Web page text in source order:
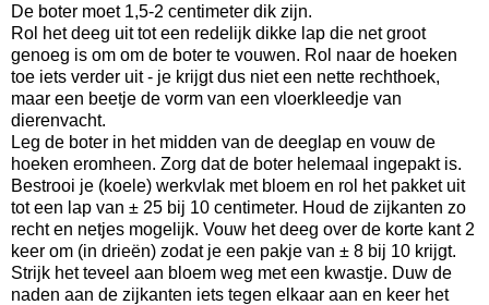
De boter moet 1,5-2 centimeter dik zijn.
Rol het deeg uit tot een redelijk dikke lap die net groot
genoeg is om om de boter te vouwen. Rol naar de hoeken
toe iets verder uit - je krijgt dus niet een nette rechthoek,
maar een beetje de vorm van een vloerkleedje van
dierenvacht.
Leg de boter in het midden van de deeglap en vouw de
hoeken eromheen. Zorg dat de boter helemaal ingepakt is.
Bestrooi je (koele) werkvlak met bloem en rol het pakket uit
tot een lap van ± 25 bij 10 centimeter. Houd de zijkanten zo
recht en netjes mogelijk. Vouw het deeg over de korte kant 2
keer om (in drieën) zodat je een pakje van ± 8 bij 10 krijgt.
Strijk het teveel aan bloem weg met een kwastje. Duw de
naden aan de zijkanten iets tegen elkaar aan en keer het